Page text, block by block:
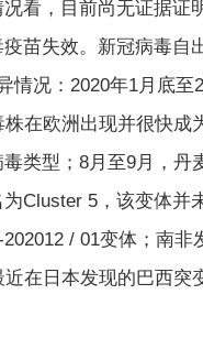
看，目前尚无证据证
苗失效。新冠病毒自
情况：2020年1月底至
在欧洲出现并很快成
类型；8月至9月，丹
Cluster 5，该变体并
/ 01变体；南非
在日本发现的巴西突